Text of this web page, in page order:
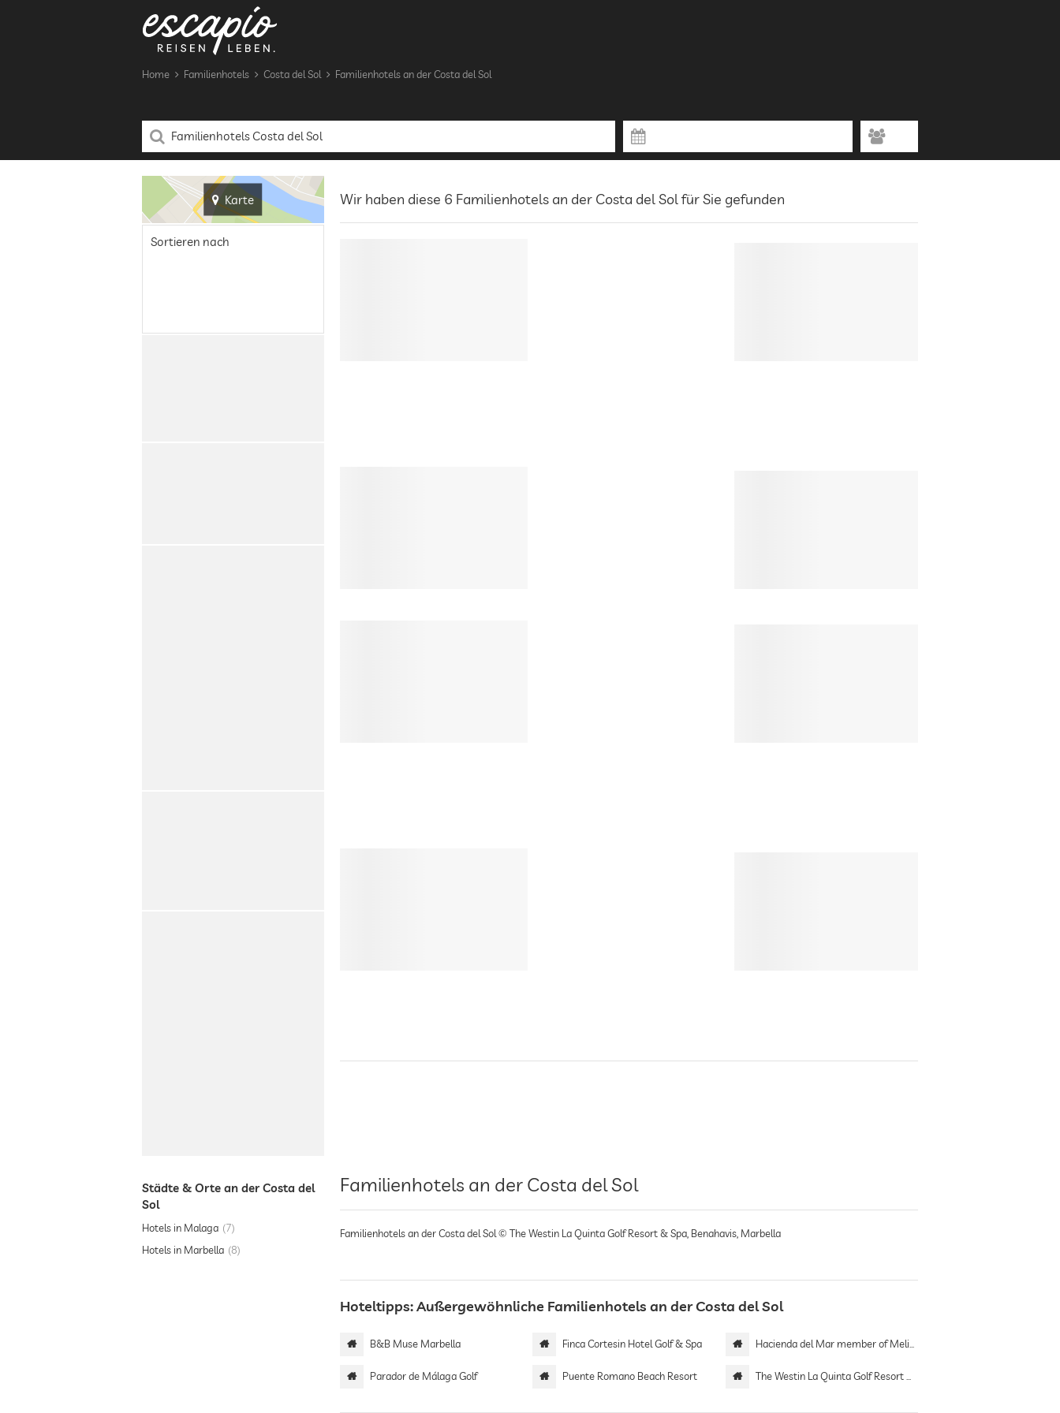
Home Familienhotels Costa del Sol Familienhotels an der Costa del Sol
Karte Wir haben diese 6 Familienhotels an der Costa del Sol für Sie gefunden
Sortieren nach
Städte & Orte an der Costa del
Sol
Hotels in Malaga
7
Hotels in Marbella
8
Familienhotels an der Costa del Sol
Familienhotels an der Costa del Sol © The Westin La Quinta Golf Resort & Spa, Benahavis, Marbella
Hoteltipps: Außergewöhnliche Familienhotels an der Costa del Sol
B&B Muse Marbella Finca Cortesin Hotel Golf & Spa Hacienda del Mar member of Meliá Collection
Parador de Málaga Golf Puente Romano Beach Resort The Westin La Quinta Golf Resort & Spa, Benahavis, Marbella